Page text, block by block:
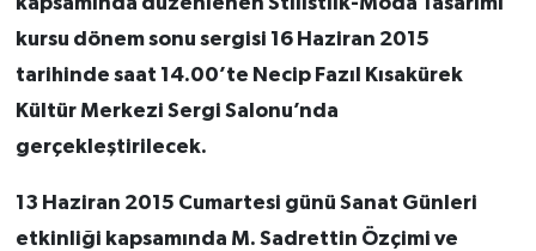
kursu dönem sonu sergisi 16 Haziran 2015
tarihinde saat 14.00’te Necip Fazıl Kısakürek
Kültür Merkezi Sergi Salonu’nda
gerçekleştirilecek.
13 Haziran 2015 Cumartesi günü Sanat Günleri
etkinliği kapsamında M. Sadrettin Özçimi ve